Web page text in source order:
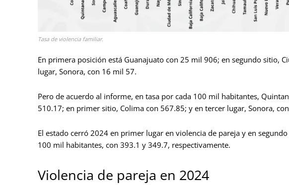
Tasa de violencia familiar.
En primera posición está Guanajuato con 25 mil 906; en segundo sitio,
lugar, Sonora, con 16 mil 57.
Pero de acuerdo al informe, en tasa por cada 100 mil habitantes,
510.17; en primer sitio, Colima con 567.85; y en tercer lugar, Sonora,
El estado cerró 2024 en primer lugar en violencia de pareja y en
100 mil habitantes, con 393.1 y 349.7, respectivamente.
Violencia de pareja en 2024